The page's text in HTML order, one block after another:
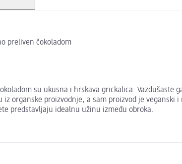
preliven čokoladom
su ukusna i hrskava grickalica.
iz organske proizvodnje, a sam proizvod je
predstavljaju idealnu užinu između obroka.